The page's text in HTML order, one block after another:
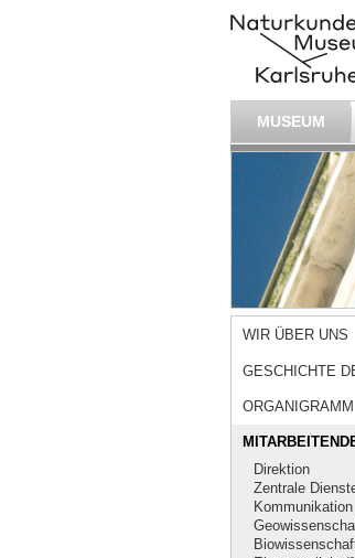
MUSEUM
WIR ÜBER UNS
GESCHICHTE
ORGANIGRAMM
Direktion
Zentrale
Kommunikation